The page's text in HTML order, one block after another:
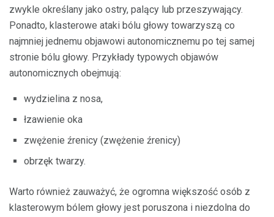
zwykle określany jako ostry, palący lub przeszywający.
Ponadto, klasterowe ataki bólu głowy towarzyszą co
najmniej jednemu objawowi autonomicznemu po tej samej
stronie bólu głowy. Przykłady typowych objawów
autonomicznych obejmują:
wydzielina z nosa,
łzawienie oka
zwężenie źrenicy (zwężenie źrenicy)
obrzęk twarzy.
Warto również zauważyć, że ogromna większość osób z
klasterowym bólem głowy jest poruszona i niezdolna do